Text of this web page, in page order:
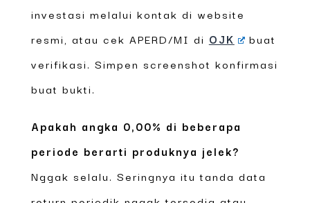
investasi melalui kontak di website
resmi, atau cek APERD/MI di OJK
buat
verifikasi. Simpen screenshot konfirmasi
buat bukti.
Apakah angka 0,00% di beberapa
periode berarti produknya jelek?
Nggak selalu. Seringnya itu tanda data